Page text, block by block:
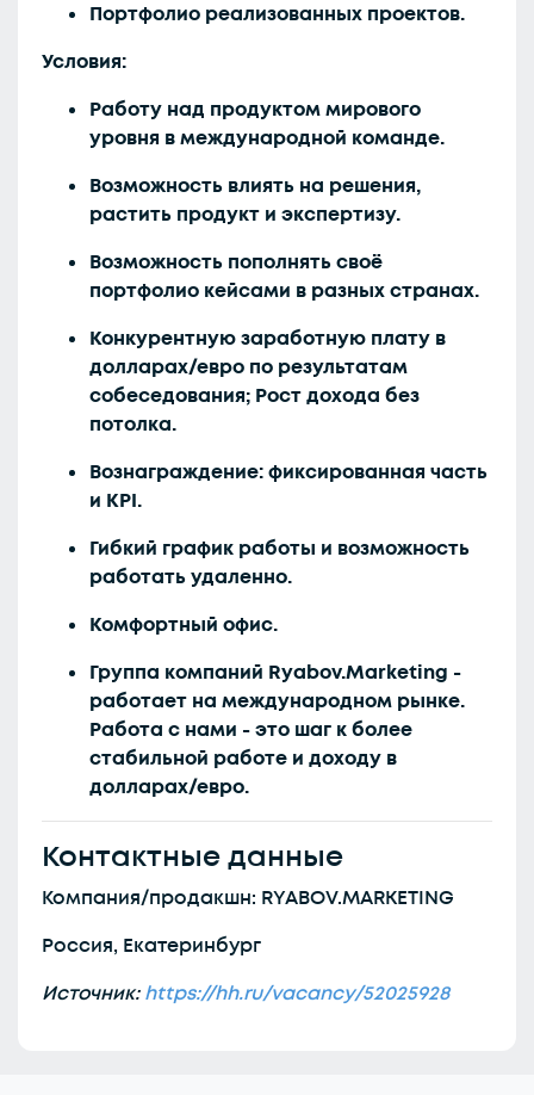
Портфолио реализованных проектов.
Условия:
Работу над продуктом мирового
уровня в международной команде.
Возможность влиять на решения,
растить продукт и экспертизу.
Возможность пополнять своё
портфолио кейсами в разных странах.
Конкурентную заработную плату в
долларах/евро по результатам
собеседования; Рост дохода без
потолка.
Вознаграждение: фиксированная часть
и KPI.
Гибкий график работы и возможность
работать удаленно.
Комфортный офис.
Группа компаний Ryabov.Marketing -
работает на международном рынке.
Работа с нами - это шаг к более
стабильной работе и доходу в
долларах/евро.
Контактные данные
Компания/продакшн: RYABOV.MARKETING
Россия, Екатеринбург
Источник:https://hh.ru/vacancy/52025928